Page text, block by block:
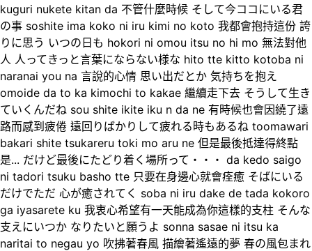
kuguri nukete kitan da 不管什麼時候 そして今ココにいる君
の事 soshite ima koko ni iru kimi no koto 我都會抱持這份 誇
りに思う いつの日も hokori ni omou itsu no hi mo 無法對他
人 人ってきっと言葉にならない様な hito tte kitto kotoba ni
naranai you na 言說的心情 思い出だとか 気持ちを抱え
omoide da to ka kimochi to kakae 繼續走下去 そうして生き
ていくんだね sou shite ikite iku n da ne 有時候也會因繞了遠
路而感到疲倦 遠回りばかりして疲れる時もあるね toomawari
bakari shite tsukareru toki mo aru ne 但是最後抵達得終點
是... だけど最後にたどり着く場所って・・・ da kedo saigo
ni tadori tsuku basho tte 只要在身邊心就會痊癒 そばにいる
だけでただ 心が癒されてく soba ni iru dake de tada kokoro
ga iyasarete ku 我衷心希望有一天能成為你這樣的支柱 そんな
支えにいつか なりたいと願うよ sonna sasae ni itsu ka
naritai to negau yo 吹拂著春風 描繪著遙遠的夢 春の風包まれ